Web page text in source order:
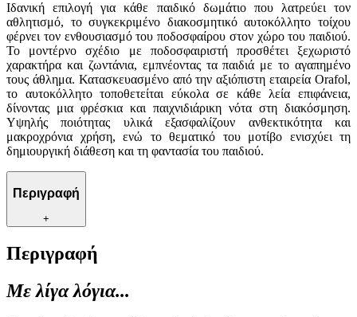
Ιδανική επιλογή για κάθε παιδικό δωμάτιο που λατρεύει τον
αθλητισμό, το συγκεκριμένο διακοσμητικό αυτοκόλλητο τοίχου
φέρνει τον ενθουσιασμό του ποδοσφαίρου στον χώρο του παιδιού.
Το μοντέρνο σχέδιο με ποδοσφαιριστή προσθέτει ξεχωριστό
χαρακτήρα και ζωντάνια, εμπνέοντας τα παιδιά με το αγαπημένο
τους άθλημα. Κατασκευασμένο από την αξιόπιστη εταιρεία Orafol,
το αυτοκόλλητο τοποθετείται εύκολα σε κάθε λεία επιφάνεια,
δίνοντας μια φρέσκια και παιχνιδιάρικη νότα στη διακόσμηση.
Υψηλής ποιότητας υλικά εξασφαλίζουν ανθεκτικότητα και
μακροχρόνια χρήση, ενώ το θεματικό του μοτίβο ενισχύει τη
δημιουργική διάθεση και τη φαντασία του παιδιού.
Περιγραφή
+
Περιγραφή
Με λίγα λόγια...